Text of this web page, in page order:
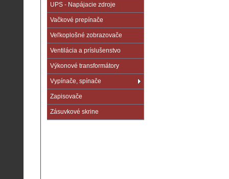
UPS - Napájacie zdroje
Vačkové prepínače
Veľkoplošné zobrazovače
Ventilácia a príslušenstvo
Výkonové transformátory
Vypínače, spínače
Zapisovače
Zásuvkové skrine